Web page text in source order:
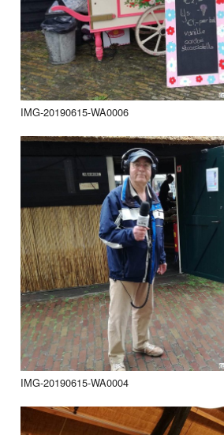
IMG-20190615-WA0006
IMG-20190615-WA0004